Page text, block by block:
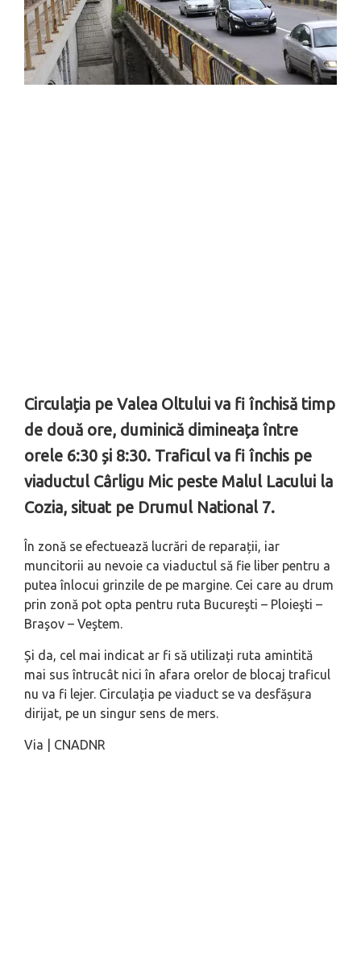
Circulația pe Valea Oltului va fi închisă timp
de două ore, duminică dimineața între
orele 6:30 și 8:30. Traficul va fi închis pe
viaductul Cârligu Mic peste Malul Lacului la
Cozia, situat pe Drumul National 7.
În zonă se efectuează lucrări de reparații, iar
muncitorii au nevoie ca viaductul să fie liber pentru a
putea înlocui grinzile de pe margine. Cei care au drum
prin zonă pot opta pentru ruta Bucureşti – Ploieşti –
Braşov – Veştem.
Și da, cel mai indicat ar fi să utilizați ruta amintită
mai sus întrucât nici în afara orelor de blocaj traficul
nu va fi lejer. Circulația pe viaduct se va desfășura
dirijat, pe un singur sens de mers.
Via | CNADNR